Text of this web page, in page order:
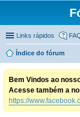
Links rápidos
Índice do fórum
Bem Vindos ao
Acesse também a
https://